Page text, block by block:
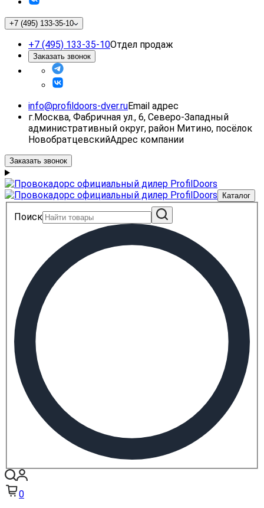
+7 (495) 133-35-10
+7 (495) 133-35-10Отдел продаж
Заказать звонок
info@profildoors-dver.ruEmail адрес
г.Москва, Фабричная ул., 6, Северо-Западный
административный округ, район Митино, посёлок
НовобратцевскийАдрес компании
Заказать звонок
Каталог
Поиск
0